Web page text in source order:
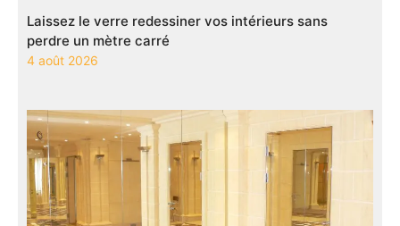
Laissez le verre redessiner vos intérieurs sans
perdre un mètre carré
4 août 2026